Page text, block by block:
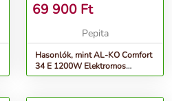
SZÜRKE
69 900 Ft
Pepita
Hasonlók, mint AL-KO Comfort
34 E 1200W Elektromos
Fűnyíró, Fekete-Szürke